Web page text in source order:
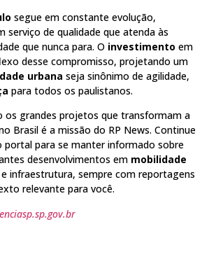
segue em constante evolução,
serviço de qualidade que atenda às
que nunca para. O investimento em
desse compromisso, projetando um
urbana seja sinônimo de agilidade,
para todos os paulistanos.
os grandes projetos que transformam a
Brasil é a missão do RP News. Continue
portal para se manter informado sobre
desenvolvimentos em mobilidade
e infraestrutura, sempre com reportagens
relevante para você.